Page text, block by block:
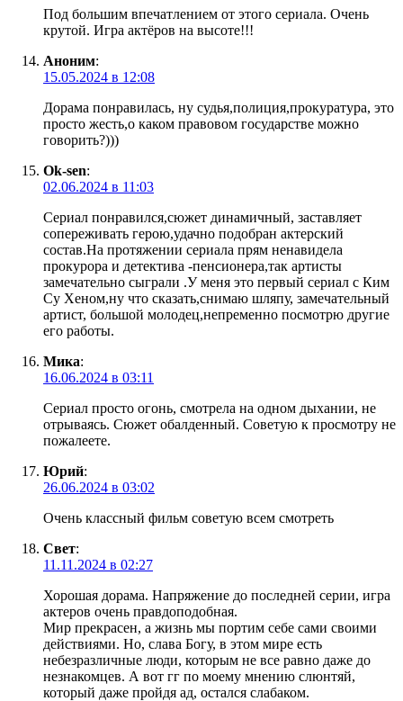
Под большим впечатлением от этого сериала. Очень
крутой. Игра актёров на высоте!!!
Аноним:
15.05.2024 в 12:08
Дорама понравилась, ну судья,полиция,прокуратура, это
просто жесть,о каком правовом государстве можно
говорить?)))
Ok-sen:
02.06.2024 в 11:03
Сериал понравился,сюжет динамичный, заставляет
сопереживать герою,удачно подобран актерский
состав.На протяжении сериала прям ненавидела
прокурора и детектива -пенсионера,так артисты
замечательно сыграли .У меня это первый сериал с Ким
Су Хеном,ну что сказать,снимаю шляпу, замечательный
артист, большой молодец,непременно посмотрю другие
его работы.
Мика:
16.06.2024 в 03:11
Сериал просто огонь, смотрела на одном дыхании, не
отрываясь. Сюжет обалденный. Советую к просмотру не
пожалеете.
Юрий:
26.06.2024 в 03:02
Очень классный фильм советую всем смотреть
Свет:
11.11.2024 в 02:27
Хорошая дорама. Напряжение до последней серии, игра
актеров очень правдоподобная.
Мир прекрасен, а жизнь мы портим себе сами своими
действиями. Но, слава Богу, в этом мире есть
небезразличные люди, которым не все равно даже до
незнакомцев. А вот гг по моему мнению слюнтяй,
который даже пройдя ад, остался слабаком.